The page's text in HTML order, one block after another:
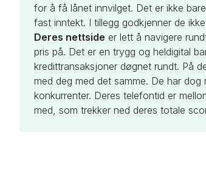
for å få lånet innvilget. Det er ikke
fast inntekt. I tillegg godkjenner de
Deres nettside er lett å navigere
pris på. Det er en trygg og heldigital
kredittransaksjoner døgnet rundt. På
med deg med det samme. De har
konkurrenter. Deres telefontid er
med, som trekker ned deres totale